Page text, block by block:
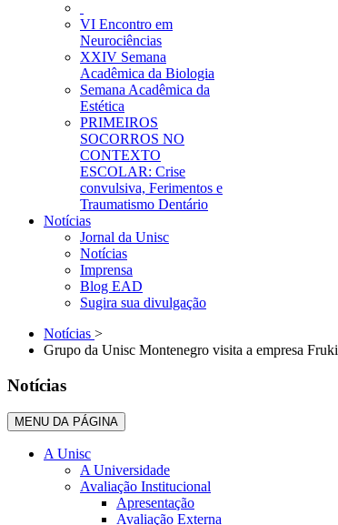
VI Encontro em
Neurociências
XXIV Semana
Acadêmica da Biologia
Semana Acadêmica da
Estética
PRIMEIROS
SOCORROS NO
CONTEXTO
ESCOLAR: Crise
convulsiva, Ferimentos e
Traumatismo Dentário
Notícias
Jornal da Unisc
Notícias
Imprensa
Blog EAD
Sugira sua divulgação
Notícias >
Grupo da Unisc Montenegro visita a empresa Fruki
Notícias
MENU DA PÁGINA
A Unisc
A Universidade
Avaliação Institucional
Apresentação
Avaliação Externa